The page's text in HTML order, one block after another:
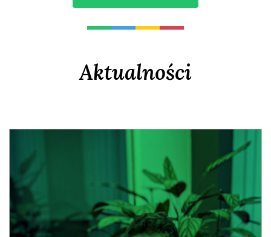
Aktualności